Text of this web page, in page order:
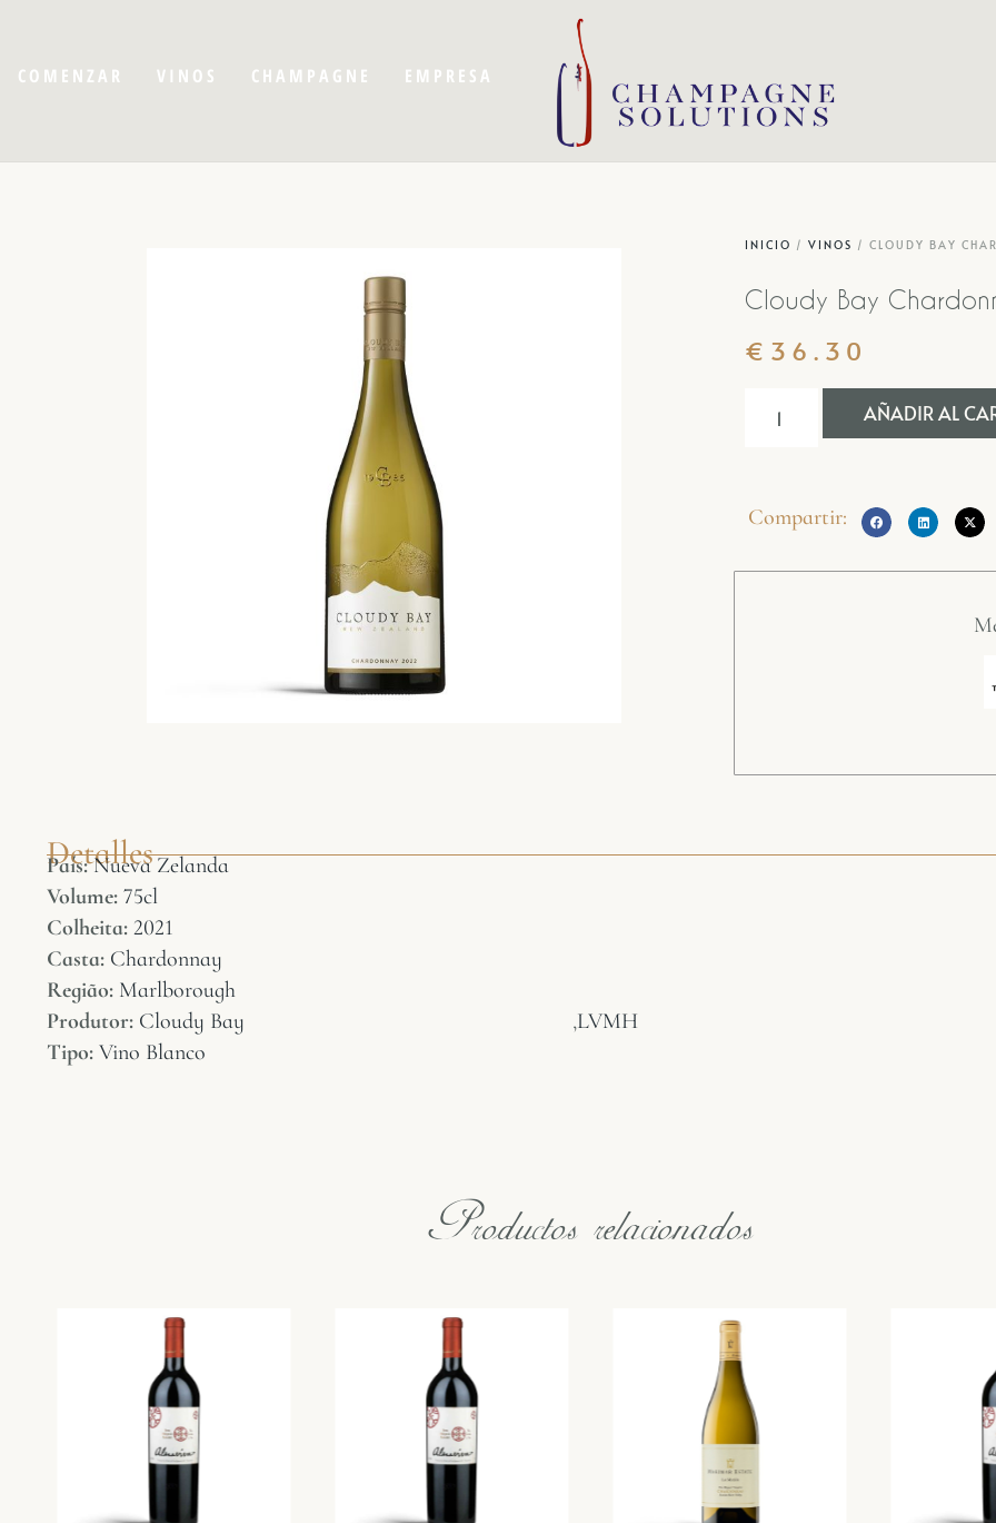
COMENZAR VINOS CHAMPAGNE EMPRESA
INICIO / VINOS / CLOUDY BAY
Cloudy Bay
€ 36.30
AÑADIR AL
Compartir:
Detalles
País:Nueva Zelanda
Volume: 75cl
Colheita: 2021
Casta: Chardonnay
Região: Marlborough
Produtor: Cloudy Bay ,LVMH
Tipo: Vino Blanco
Productos relacionados